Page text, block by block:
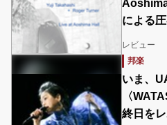
による
レビュー
邦楽
いま、
〈
終日を